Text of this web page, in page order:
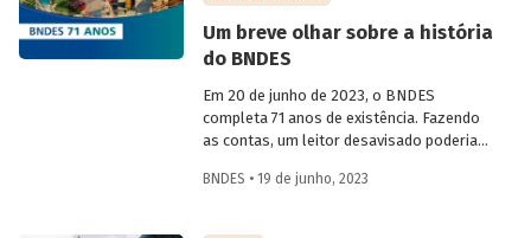
Um breve olhar sobre a história
do BNDES
Em 20 de junho de 2023, o BNDES
completa 71 anos de existência. Fazendo
as contas, um leitor desavisado poderia
“S” só viria trinta anos depois) estaria
BNDES • 19 de junho, 2023